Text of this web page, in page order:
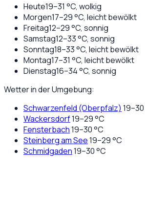
Heute19–31 °C, wolkig
Morgen17–29°C, leicht bewölkt
Freitag12–29°C, sonnig
Samstag12–33°C, sonnig
Sonntag18–33°C, leicht bewölkt
Montag17–31 °C, leicht bewölkt
Dienstag16–34°C, sonnig
Wetter in der Umgebung:
Schwarzenfeld (Oberpfalz) 19–30
Wackersdorf19–29°C
Fensterbach19–30°C
Steinberg am See19–29°C
Schmidgaden19–30°C